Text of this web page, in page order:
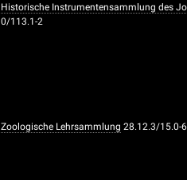
Historische Instrumentensammlung des
0/113.1-2
Zoologische Lehrsammlung 28.12.3/15.0-